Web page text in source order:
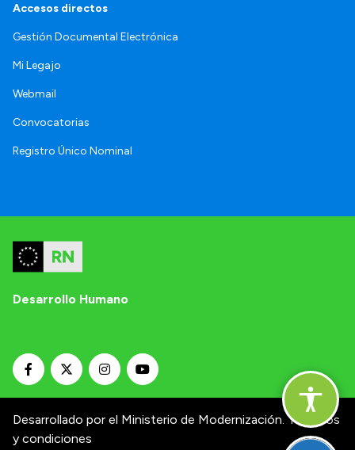
Accesos directos
Gestión Documental Electrónica
Mi Legajo
Webmail
Convocatorias
Registro Único Nominal
Desarrollo Humano
Desarrollado por el Ministerio de Modernización. Términos
y condiciones